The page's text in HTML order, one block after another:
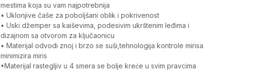
mestima koja su vam najpotrebnija
• Uklonjive čaše za poboljšani oblik i pokrivenost
• Uski džemper sa kaiševima, podesivim ukrštenim leđima i
dizajnom sa otvorom za ključaonicu
• Materijal odvodi znoj i brzo se suši,tehnologija kontrole mirisa
minimizira miris
•Materijal rastegljiv u 4 smera se bolje kreće u svim pravcima